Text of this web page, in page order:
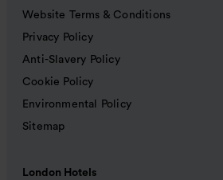
Website Terms & Conditions
Privacy Policy
Anti-Slavery Policy
Cookie Policy
Environmental Policy
Sitemap
London Hotels